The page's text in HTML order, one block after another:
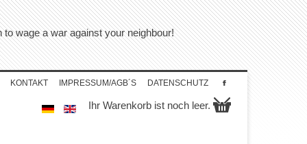
to wage a war against your neighbour!
KONTAKT IMPRESSUM/AGB´S DATENSCHUTZ
Ihr Warenkorb ist noch leer.